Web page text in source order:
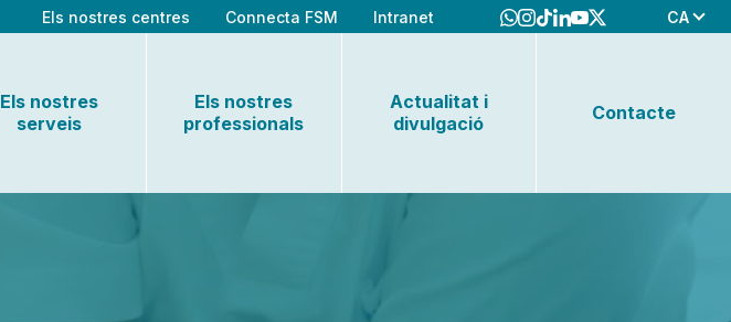
Els nostres centres Connecta FSM Intranet CA
Els nostres
serveis
Els nostres
professionals
Actualitat i
divulgació
Contacte